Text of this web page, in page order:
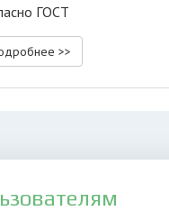
ГОСТ
>>